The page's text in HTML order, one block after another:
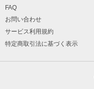
FAQ
お問い合わせ
サービス利用規約
特定商取引法に基づく表示